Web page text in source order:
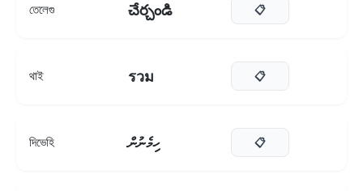
তেলেগু చేర్చండి 📋
থাই รวม 📋
দিভেহি ހިމެނުން 📋